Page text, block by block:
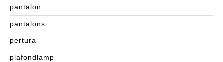
pantalon
pantalons
pertura
plafondlamp